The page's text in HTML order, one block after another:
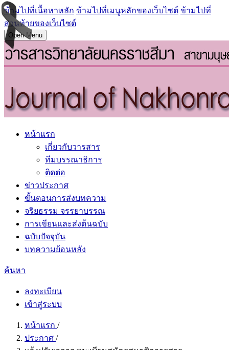
ข้ามไปที่เนื้อหาหลัก ข้ามไปที่เมนูหลักของเว็บไซต์ ข้ามไปที่
ส่วนท้ายของเว็บไซต์
Open Menu
หน้าแรก
เกี่ยวกับวารสาร
ทีมบรรณาธิการ
ติดต่อ
ข่าวประกาศ
ขั้นตอนการส่งบทความ
จริยธรรม จรรยาบรรณ
การเขียนและส่งต้นฉบับ
ฉบับปัจจุบัน
บทความย้อนหลัง
ค้นหา
ลงทะเบียน
เข้าสู่ระบบ
หน้าแรก /
ประกาศ /